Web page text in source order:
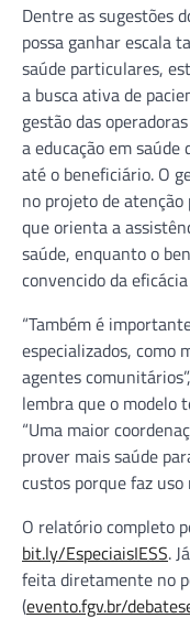
Dentre as sugestões
possa ganhar escala
saúde particulares,
a busca ativa de
gestão das
a educação em
até o beneficiário. O
no projeto de
que orienta a
saúde, enquanto o
convencido da
“Também é
especializados, como
agentes
lembra que o modelo
“Uma maior
prover mais saúde
custos porque faz uso
O relatório completo
bit.ly/EspeciaisIESS.
feita diretamente no
(evento.fgv.br/